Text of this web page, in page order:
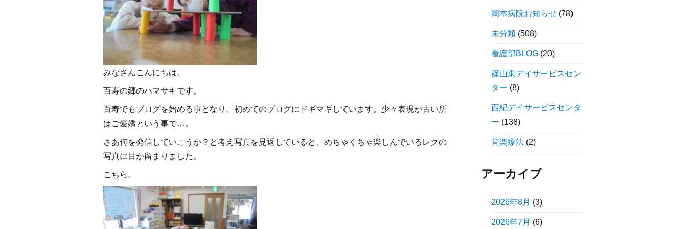
みなさんこんにちは。
百寿の郷のハマサキです。
百寿でもブログを始める事となり、初めてのブログにドギマギしています。少々表現が古い所
はご愛嬌という事で…。
さあ何を発信していこうか？と考え写真を見返していると、めちゃくちゃ楽しんでいるレクの
写真に目が留まりました。
こちら。
岡本病院お知らせ(78)
未分類(508)
看護部BLOG(20)
篠山東デイサービスセン
ター (8)
西紀デイサービスセンタ
ー (138)
音楽療法(2)
アーカイブ
2026年8月 (3)
2026年7月 (6)